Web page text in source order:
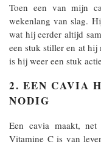
Toen een van mijn
wekenlang van slag.
wat hij eerder altijd
een stuk stiller en at
is hij weer een stuk
2. EEN CAVIA
NODIG
Een cavia maakt,
Vitamine C is van